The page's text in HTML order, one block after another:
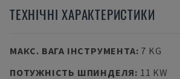
ТЕХНІЧНІ ХАРАКТЕРИСТИКИ
МАКС. ВАГА ІНСТРУМЕНТА: 7 KG
ПОТУЖНІСТЬ ШПИНДЕЛЯ: 11 KW